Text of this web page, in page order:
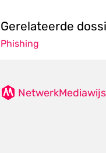
Gerelateerde
Phishing